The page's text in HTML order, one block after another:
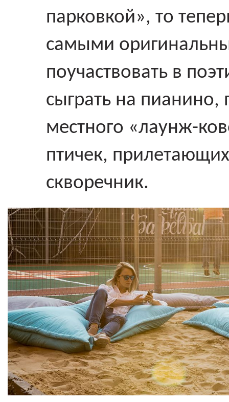
парковкой», то
самыми
поучаствовать в
сыграть на
местного «лаунж-
птичек,
скворечник.